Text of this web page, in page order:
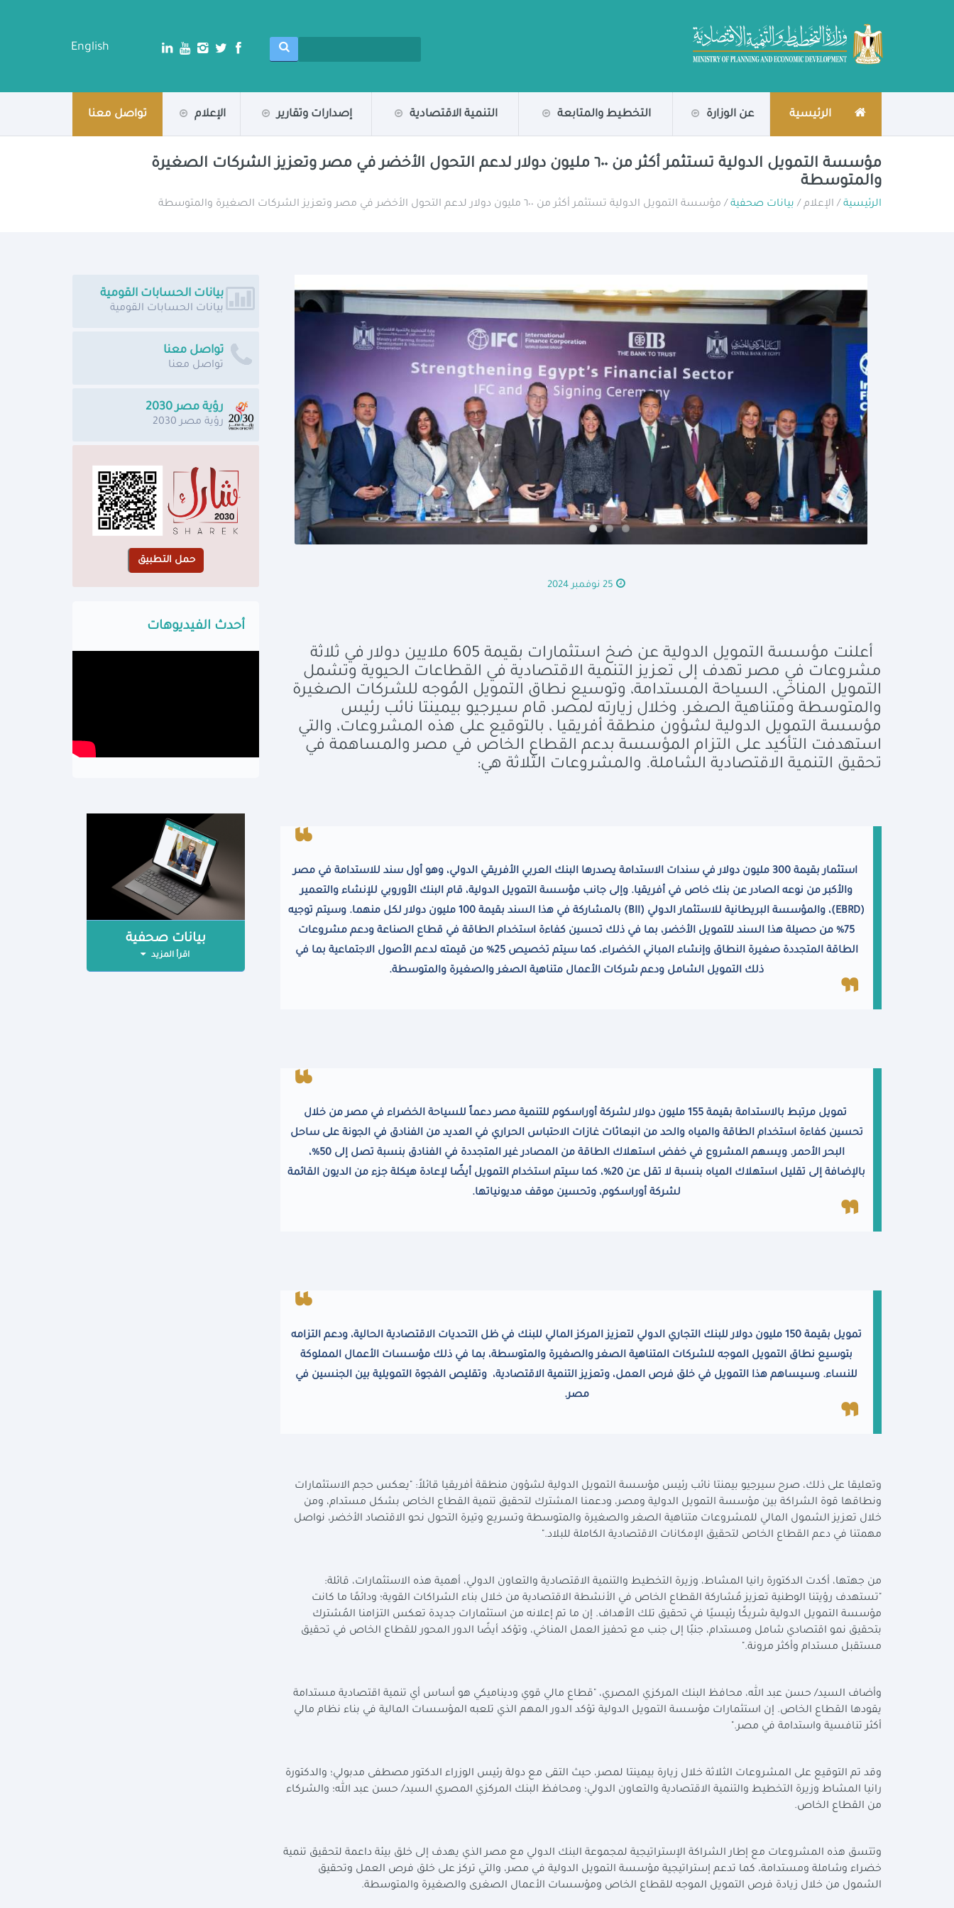
English
الرئيسية عن الوزارة التخطيط والمتابعة التنمية الاقتصادية إصدارات وتقارير الإعلام تواصل معنا
مؤسسة التمويل الدولية تستثمر أكثر من ٦٠٠ مليون دولار لدعم التحول الأخضر في مصر وتعزيز الشركات الصغيرة
والمتوسطة
الرئيسية / الإعلام / بيانات صحفية / مؤسسة التمويل الدولية تستثمر أكثر من ٦٠٠ مليون دولار لدعم التحول الأخضر في مصر وتعزيز الشركات الصغيرة والمتوسطة
25 نوفمبر 2024
أعلنت مؤسسة التمويل الدولية عن ضخ استثمارات بقيمة 605 ملايين دولار في ثلاثة
مشروعات في مصر تهدف إلى تعزيز التنمية الاقتصادية في القطاعات الحيوية وتشمل
التمويل المناخي، السياحة المستدامة، وتوسيع نطاق التمويل المُوجه للشركات الصغيرة
والمتوسطة ومتناهية الصغر. وخلال زيارته لمصر، قام سيرجيو بيمينتا نائب رئيس
مؤسسة التمويل الدولية لشؤون منطقة أفريقيا ، بالتوقيع على هذه المشروعات، والتي
استهدفت التأكيد على التزام المؤسسة بدعم القطاع الخاص في مصر والمساهمة في
تحقيق التنمية الاقتصادية الشاملة. والمشروعات الثلاثة هي:
استثمار بقيمة 300 مليون دولار في سندات الاستدامة يصدرها البنك العربي الأفريقي الدولي، وهو أول سند للاستدامة في مصر
والأكبر من نوعه الصادر عن بنك خاص في أفريقيا. وإلى جانب مؤسسة التمويل الدولية، قام البنك الأوروبي للإنشاء والتعمير
(
EBRD)، والمؤسسة البريطانية للاستثمار الدولي (BII
) بالمشاركة في هذا السند بقيمة 100 مليون دولار لكل منهما. وسيتم توجيه
75% من حصيلة هذا السند للتمويل الأخضر، بما في ذلك تحسين كفاءة استخدام الطاقة في قطاع الصناعة ودعم مشروعات
الطاقة المتجددة صغيرة النطاق وإنشاء المباني الخضراء، كما سيتم تخصيص 25% من قيمته لدعم الأصول الاجتماعية بما في
ذلك التمويل الشامل ودعم شركات الأعمال متناهية الصغر والصغيرة والمتوسطة.
تمويل مرتبط بالاستدامة بقيمة 155 مليون دولار لشركة أوراسكوم للتنمية مصر دعماً للسياحة الخضراء في مصر من خلال
تحسين كفاءة استخدام الطاقة والمياه والحد من انبعاثات غازات الاحتباس الحراري في العديد من الفنادق في الجونة على ساحل
البحر الأحمر. ويسهم المشروع في خفض استهلاك الطاقة من المصادر غير المتجددة في الفنادق بنسبة تصل إلى 50%،
بالإضافة إلى تقليل استهلاك المياه بنسبة لا تقل عن 20%، كما سيتم استخدام التمويل أيضًا لإعادة هيكلة جزء من الديون القائمة
لشركة أوراسكوم، وتحسين موقف مديونياتها.
تمويل بقيمة 150 مليون دولار للبنك التجاري الدولي لتعزيز المركز المالي للبنك في ظل التحديات الاقتصادية الحالية، ودعم التزامه
بتوسيع نطاق التمويل الموجه للشركات المتناهية الصغر والصغيرة والمتوسطة، بما في ذلك مؤسسات الأعمال المملوكة
للنساء. وسيساهم هذا التمويل في خلق فرص العمل، وتعزيز التنمية الاقتصادية، وتقليص الفجوة التمويلية بين الجنسين في
مصر.
وتعليقا على ذلك، صرح سيرجيو بيمنتا نائب رئيس مؤسسة التمويل الدولية لشؤون منطقة أفريقيا قائلاً: "يعكس حجم الاستثمارات
ونطاقها قوة الشراكة بين مؤسسة التمويل الدولية ومصر، ودعمنا المشترك لتحقيق تنمية القطاع الخاص بشكل مستدام، ومن
خلال تعزيز الشمول المالي للمشروعات متناهية الصغر والصغيرة والمتوسطة وتسريع وتيرة التحول نحو الاقتصاد الأخضر، نواصل
مهمتنا في دعم القطاع الخاص لتحقيق الإمكانات الاقتصادية الكاملة للبلاد."
من جهتها، أكدت الدكتورة رانيا المشاط، وزيرة التخطيط والتنمية الاقتصادية والتعاون الدولي، أهمية هذه الاستثمارات، قائلة:
"تستهدف رؤيتنا الوطنية تعزيز مُشاركة القطاع الخاص في الأنشطة الاقتصادية من خلال بناء الشراكات القوية؛ ودائمًا ما كانت
مؤسسة التمويل الدولية شريكًا رئيسيًا في تحقيق تلك الأهداف. إن ما تم إعلانه من استثمارات جديدة تعكس التزامنا المُشترك
بتحقيق نمو اقتصادي شامل ومستدام، جنبًا إلى جنب مع تحفيز العمل المناخي، وتؤكد أيضًا الدور المحور للقطاع الخاص في تحقيق
مستقبل مستدام وأكثر مرونة."
وأضاف السيد/ حسن عبد الله، محافظ البنك المركزي المصري، "قطاع مالي قوي وديناميكي هو أساس أي تنمية اقتصادية مستدامة
يقودها القطاع الخاص. إن استثمارات مؤسسة التمويل الدولية تؤكد الدور المهم الذي تلعبه المؤسسات المالية في بناء نظام مالي
أكثر تنافسية واستدامة في مصر."
وقد تم التوقيع على المشروعات الثلاثة خلال زيارة بيمينتا لمصر، حيث التقى مع دولة رئيس الوزراء الدكتور مصطفى مدبولي؛ والدكتورة
رانيا المشاط وزيرة التخطيط والتنمية الاقتصادية والتعاون الدولي؛ ومحافظ البنك المركزي المصري السيد/ حسن عبد الله؛ والشركاء
من القطاع الخاص.
وتتسق هذه المشروعات مع إطار الشراكة الإستراتيجية لمجموعة البنك الدولي مع مصر الذي يهدف إلى خلق بيئة داعمة لتحقيق تنمية
خضراء وشاملة ومستدامة، كما تدعم إستراتيجية مؤسسة التمويل الدولية في مصر، والتي تركز على خلق فرص العمل وتحقيق
الشمول من خلال زيادة فرص التمويل الموجه للقطاع الخاص ومؤسسات الأعمال الصغرى والصغيرة والمتوسطة.
بيانات الحسابات القومية
بيانات الحسابات القومية
تواصل معنا
تواصل معنا
رؤية مصر 2030
رؤية مصر 2030
أحدث الفيديوهات
بيانات صحفية
اقرأ المزيد